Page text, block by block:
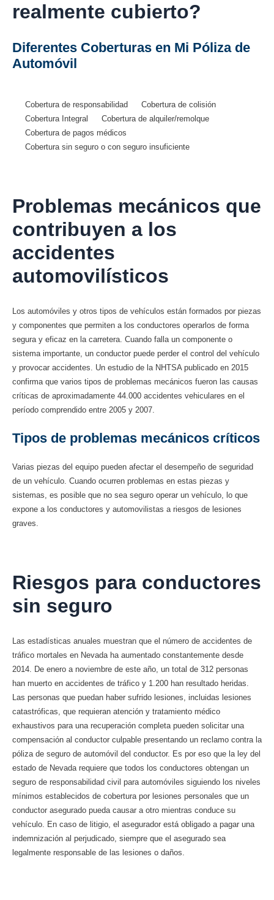
realmente cubierto?
Diferentes Coberturas en Mi Póliza de
Automóvil
Cobertura de responsabilidad
Cobertura de colisión
Cobertura Integral
Cobertura de alquiler/remolque
Cobertura de pagos médicos
Cobertura sin seguro o con seguro insuficiente
Problemas mecánicos que
contribuyen a los
accidentes
automovilísticos
Los automóviles y otros tipos de vehículos están formados por piezas
y componentes que permiten a los conductores operarlos de forma
segura y eficaz en la carretera. Cuando falla un componente o
sistema importante, un conductor puede perder el control del vehículo
y provocar accidentes. Un estudio de la NHTSA publicado en 2015
confirma que varios tipos de problemas mecánicos fueron las causas
críticas de aproximadamente 44.000 accidentes vehiculares en el
período comprendido entre 2005 y 2007.
Tipos de problemas mecánicos críticos
Varias piezas del equipo pueden afectar el desempeño de seguridad
de un vehículo. Cuando ocurren problemas en estas piezas y
sistemas, es posible que no sea seguro operar un vehículo, lo que
expone a los conductores y automovilistas a riesgos de lesiones
graves.
Riesgos para conductores
sin seguro
Las estadísticas anuales muestran que el número de accidentes de
tráfico mortales en Nevada ha aumentado constantemente desde
2014. De enero a noviembre de este año, un total de 312 personas
han muerto en accidentes de tráfico y 1.200 han resultado heridas.
Las personas que puedan haber sufrido lesiones, incluidas lesiones
catastróficas, que requieran atención y tratamiento médico
exhaustivos para una recuperación completa pueden solicitar una
compensación al conductor culpable presentando un reclamo contra la
póliza de seguro de automóvil del conductor. Es por eso que la ley del
estado de Nevada requiere que todos los conductores obtengan un
seguro de responsabilidad civil para automóviles siguiendo los niveles
mínimos establecidos de cobertura por lesiones personales que un
conductor asegurado pueda causar a otro mientras conduce su
vehículo. En caso de litigio, el asegurador está obligado a pagar una
indemnización al perjudicado, siempre que el asegurado sea
legalmente responsable de las lesiones o daños.